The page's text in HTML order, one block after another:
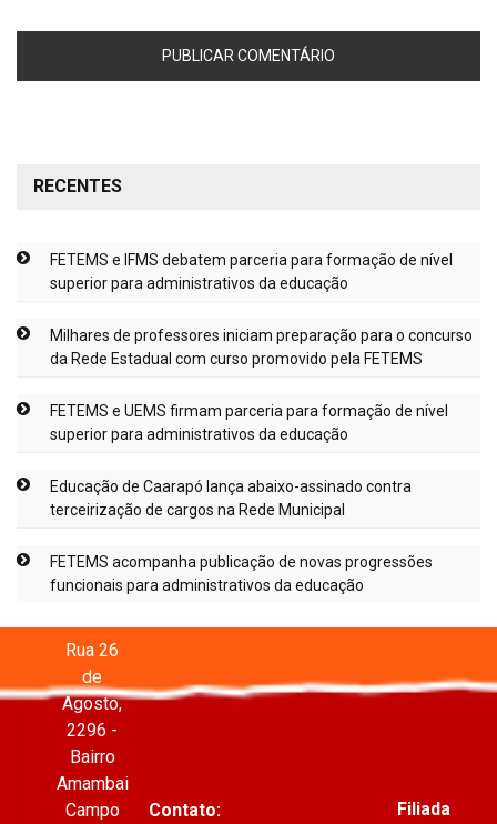
RECENTES
FETEMS e IFMS debatem parceria para formação de nível
superior para administrativos da educação
Milhares de professores iniciam preparação para o concurso
da Rede Estadual com curso promovido pela FETEMS
FETEMS e UEMS firmam parceria para formação de nível
superior para administrativos da educação
Educação de Caarapó lança abaixo-assinado contra
terceirização de cargos na Rede Municipal
FETEMS acompanha publicação de novas progressões
funcionais para administrativos da educação
Rua 26
de
Agosto,
2296 -
Bairro
Amambai
Campo
Contato: Filiada